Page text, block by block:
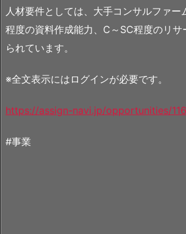
人材要件としては、大手コンサルファー
程度の資料作成能力、C～SC程度のリ
られています。
※全文表示にはログインが必要です。
https://assign-navi.jp/opportunities/
#事業